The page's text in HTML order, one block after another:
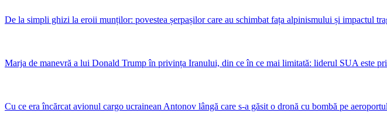
De la simpli ghizi la eroii munților: povestea șerpașilor care au schimbat fața alpinismului și impactul
Marja de manevră a lui Donald Trump în privința Iranului, din ce în ce mai limitată: liderul SUA este
Cu ce era încărcat avionul cargo ucrainean Antonov lângă care s-a găsit o dronă cu bombă pe